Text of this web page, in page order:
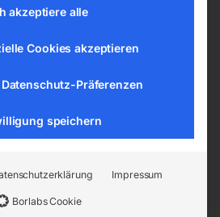
akzeptiere alle
Cookies akzeptieren
Präferenzen
speichern
Impressum
Borlabs Cookie